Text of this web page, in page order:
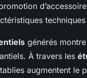
générés
À travers les
augmentent le